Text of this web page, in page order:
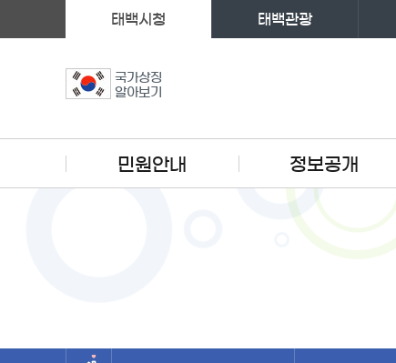
국가상징
알아보기
태백시청 태백관광
민원안내 정보공개